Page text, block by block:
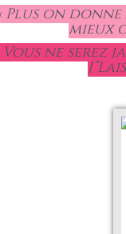
Plus on donne
mieux
Vous ne serez